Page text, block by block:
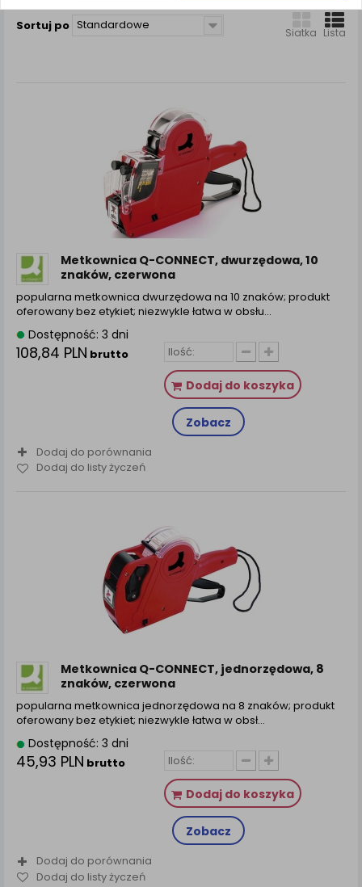
Sortuj po Standardowe
Siatka Lista
Metkownica Q-CONNECT, dwurzędowa, 10
znaków, czerwona
popularna metkownica dwurzędowa na 10 znaków; produkt
oferowany bez etykiet; niezwykle łatwa w obsłu...
Dostępność: 3 dni
108,84 PLN brutto
Dodaj do koszyka
Zobacz
Dodaj do porównania
Dodaj do listy życzeń
Metkownica Q-CONNECT, jednorzędowa, 8
znaków, czerwona
popularna metkownica jednorzędowa na 8 znaków; produkt
oferowany bez etykiet; niezwykle łatwa w obsł...
Dostępność: 3 dni
45,93 PLN brutto
Dodaj do koszyka
Zobacz
Dodaj do porównania
Dodaj do listy życzeń
Jeśli nie chcesz wyrazić zgody lub ograniczyć jej
zakres, kliknij „Szczegóły”, gdzie znajdziesz wszelkie
umożliwić prawidłową realizację Umowy z Państwem i
związane z tym prawidłowe działanie naszej strony
www, a w szczególności np. wysłanie potwierdzenia
zamówienia na Państwa email lub wyświetlenie
Państwu prawidłowych informacji o promocjach czy
cenach indywidualnych, ważna jest Państwa
wcześniejsza zgoda której udzieliliście podczas
zakładania konta.
Każda Państwa zgoda jest dobrowolna i można ją w
dowolnym momencie wycofać.
Polityka prywatności (rozwiń)
Klauzula Informacyjna (rozwiń)
Lista Zaufanych Partnerów (rozwiń)